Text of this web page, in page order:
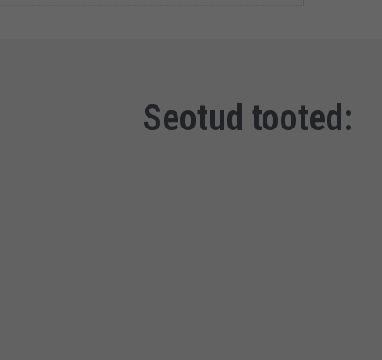
Seotud tooted: